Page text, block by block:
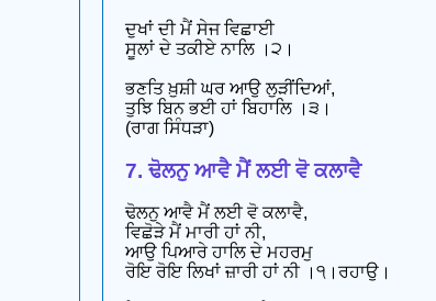
ਦੁਖਾਂ ਦੀ ਮੈਂ ਸੇਜ ਵਿਛਾਈ
ਸੂਲਾਂ ਦੇ ਤਕੀਏ ਨਾਲਿ ।੨।
ਭਣਤਿ ਖ਼ੁਸ਼ੀ ਘਰ ਆਉ ਲੁੜੀਂਦਿਆਂ,
ਤੁਝਿ ਬਿਨ ਭਈ ਹਾਂ ਬਿਹਾਲਿ ।੩।
(ਰਾਗ ਸਿੰਧੜਾ)
7. ਢੋਲਨੁ ਆਵੈ ਮੈਂ ਲਈ ਵੋ ਕਲਾਵੈ
ਢੋਲਨੁ ਆਵੈ ਮੈਂ ਲਈ ਵੋ ਕਲਾਵੈ,
ਵਿਛੋੜੇ ਮੈਂ ਮਾਰੀ ਹਾਂ ਨੀ,
ਆਉ ਪਿਆਰੇ ਹਾਲਿ ਦੇ ਮਹਰਮੁ
ਰੋਇ ਰੋਇ ਲਿਖਾਂ ਜ਼ਾਰੀ ਹਾਂ ਨੀ ।੧।ਰਹਾਉ।